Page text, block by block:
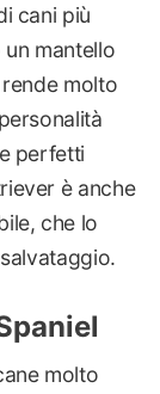
cani più
mantello
molto
perfetti
è anche
che lo
molto